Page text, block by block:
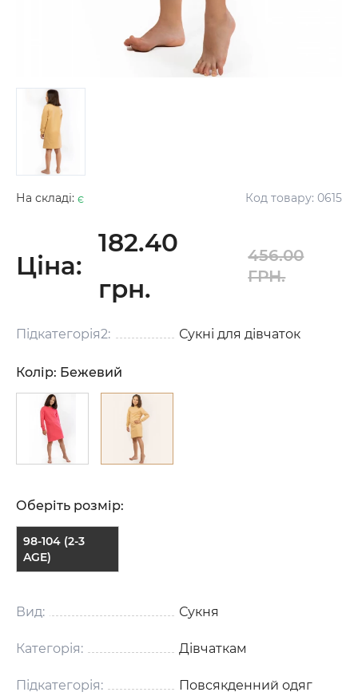
На складі: є Код товару: 0615
Ціна:
182.40
грн.
456.00
ГРН.
Підкатегорія2: Сукні для дівчаток
Колір: Бежевий
Оберіть розмір:
98-104 (2-3
AGE)
Вид: Сукня
Категорія: Дівчаткам
Підкатегорія: Повсякденний одяг